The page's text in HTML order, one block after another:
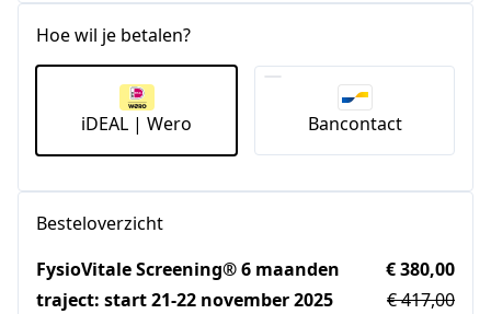
Hoe wil je betalen?
iDEAL | Wero Bancontact
Besteloverzicht
FysioVitale Screening® 6 maanden
traject: start 21-22 november 2025
€ 380,00
€ 417,00